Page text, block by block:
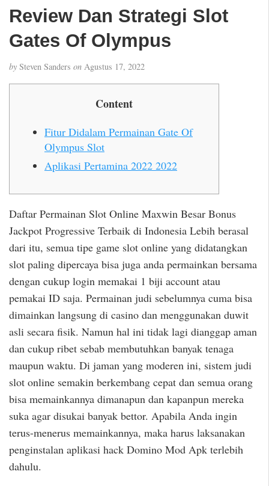
Review Dan Strategi Slot
Gates Of Olympus
by Steven Sanders on Agustus 17, 2022
Content
Fitur Didalam Permainan Gate Of
Olympus Slot
Aplikasi Pertamina 2022 2022
Daftar Permainan Slot Online Maxwin Besar Bonus
Jackpot Progressive Terbaik di Indonesia Lebih berasal
dari itu, semua tipe game slot online yang didatangkan
slot paling dipercaya bisa juga anda permainkan bersama
dengan cukup login memakai 1 biji account atau
pemakai ID saja. Permainan judi sebelumnya cuma bisa
dimainkan langsung di casino dan menggunakan duwit
asli secara fisik. Namun hal ini tidak lagi dianggap aman
dan cukup ribet sebab membutuhkan banyak tenaga
maupun waktu. Di jaman yang moderen ini, sistem judi
slot online semakin berkembang cepat dan semua orang
bisa memainkannya dimanapun dan kapanpun mereka
suka agar disukai banyak bettor. Apabila Anda ingin
terus-menerus memainkannya, maka harus laksanakan
penginstalan aplikasi hack Domino Mod Apk terlebih
dahulu.